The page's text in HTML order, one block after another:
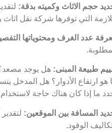
حجم الاثاث وكميته بدقة:
التي توفرها شركة نقل
عدد الغرف ومحتوياتها
طبيعة المبنى: هل يوجد
هو ارتفاع الأدوار؟ هل المدخل
ما إذا كان هناك حاجة
المسافة بين الموقعين:
الوقود.